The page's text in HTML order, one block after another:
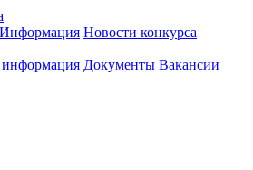
Информация Новости конкурса
информация Документы Вакансии